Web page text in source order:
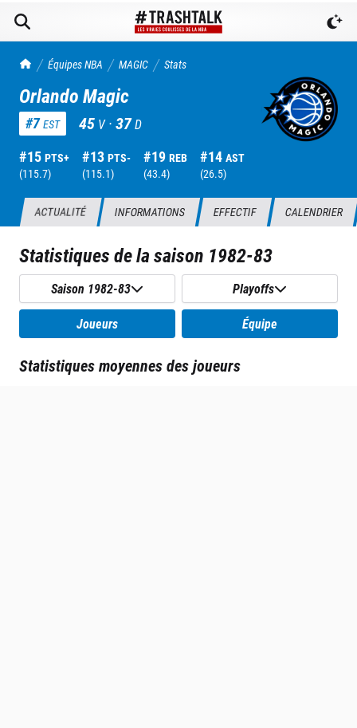
TrashTalk Actu NBA
Équipes NBA MAGIC Stats
Orlando Magic
#7 EST 45 V ·37D
#15 PTS+
(115.7)
#13 PTS-
(115.1)
#19 REB
(43.4)
#14 AST
(26.5)
ACTUALITÉ INFORMATIONS EFFECTIF CALENDRIER
Statistiques de la saison 1982-83
Saison 1982-83 Playoffs
Joueurs Équipe
Statistiques moyennes des joueurs